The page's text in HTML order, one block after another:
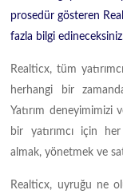
prosedür gösteren
fazla bilgi
Realticx, tüm
herhangi bir
Yatırım deneyimimizi
bir yatırımcı için
almak, yönetmek ve
Realticx, uyruğu ne